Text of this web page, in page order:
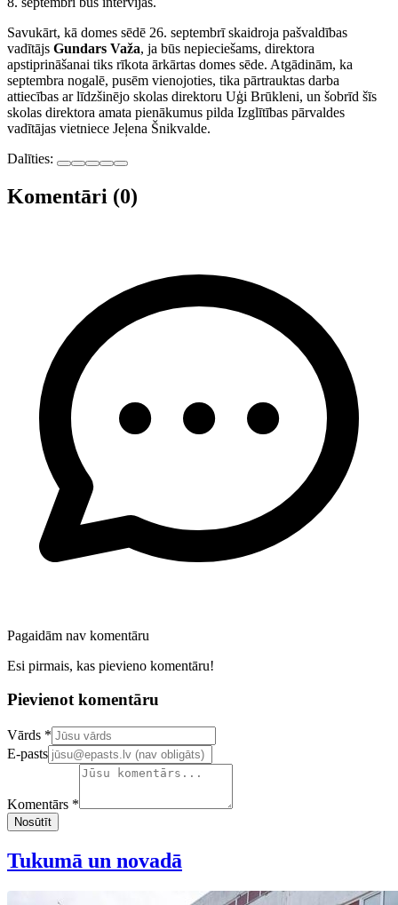
Savukārt, kā domes sēdē 26. septembrī skaidroja pašvaldības
vadītājs Gundars Važa, ja būs nepieciešams, direktora
apstiprināšanai tiks rīkota ārkārtas domes sēde. Atgādinām, ka
septembra nogalē, pusēm vienojoties, tika pārtrauktas darba
attiecības ar līdzšinējo skolas direktoru Uģi Brūkleni, un šobrīd šīs
skolas direktora amata pienākumus pilda Izglītības pārvaldes
vadītājas vietniece Jeļena Šnikvalde.
Dalīties:
Komentāri (0)
Pagaidām nav komentāru
Esi pirmais, kas pievieno komentāru!
Pievienot komentāru
Confirm your email address
Vārds *
E-pasts
Komentārs *
Nosūtīt
Tukumā un novadā